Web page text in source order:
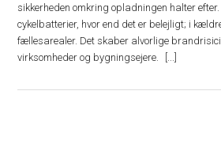
sikkerheden omkring opladningen halter
cykelbatterier, hvor end det er belejligt; i
fællesarealer. Det skaber alvorlige brandrisici
virksomheder og bygningsejere.